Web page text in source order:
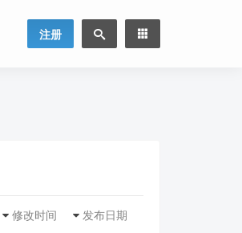
注册
发布日期
修改时间